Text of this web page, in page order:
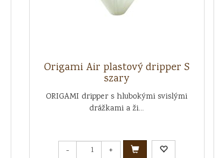
Origami Air plastový dripper S
szary
ORIGAMI dripper s hlubokými svislými
drážkami a ži...
- +